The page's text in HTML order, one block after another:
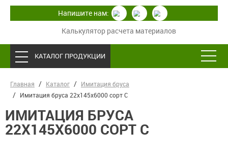
Калькулятор расчета материалов
Напишите нам:
КАТАЛОГ ПРОДУКЦИИ
Главная Каталог
Имитация бруса
Имитация бруса 22х145х6000 сорт С
ИМИТАЦИЯ БРУСА
22Х145Х6000 СОРТ С